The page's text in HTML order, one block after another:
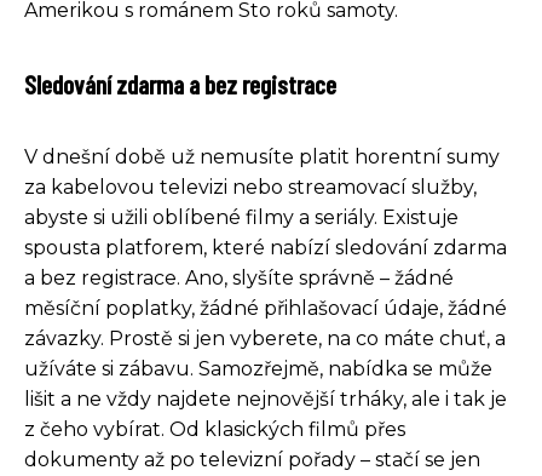
Amerikou s románem Sto roků samoty.
Sledování zdarma a bez registrace
V dnešní době už nemusíte platit horentní sumy
za kabelovou televizi nebo streamovací služby,
abyste si užili oblíbené filmy a seriály. Existuje
spousta platforem, které nabízí sledování zdarma
a bez registrace. Ano, slyšíte správně – žádné
měsíční poplatky, žádné přihlašovací údaje, žádné
závazky. Prostě si jen vyberete, na co máte chuť, a
užíváte si zábavu. Samozřejmě, nabídka se může
lišit a ne vždy najdete nejnovější trháky, ale i tak je
z čeho vybírat. Od klasických filmů přes
dokumenty až po televizní pořady – stačí se jen